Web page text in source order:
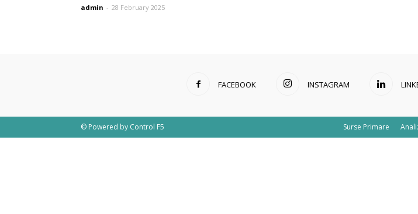
admin - 28 February 2025
FACEBOOK INSTAGRAM
Surse Primare
© Powered by Control F5